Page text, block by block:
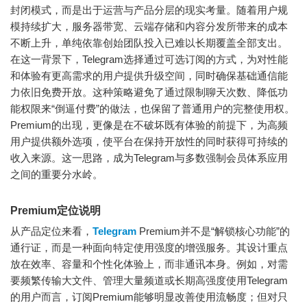
封闭模式，而是出于运营与产品分层的现实考量。随着用户规
模持续扩大，服务器带宽、云端存储和内容分发所带来的成本
不断上升，单纯依靠创始团队投入已难以长期覆盖全部支出。
在这一背景下，Telegram选择通过可选订阅的方式，为对性能
和体验有更高需求的用户提供升级空间，同时确保基础通信能
力依旧免费开放。这种策略避免了通过限制聊天次数、降低功
能权限来“倒逼付费”的做法，也保留了普通用户的完整使用权。
Premium的出现，更像是在不破坏既有体验的前提下，为高频
用户提供额外选项，使平台在保持开放性的同时获得可持续的
收入来源。这一思路，成为Telegram与多数强制会员体系应用
之间的重要分水岭。
Premium定位说明
从产品定位来看， Telegram Premium并不是“解锁核心功能”的
通行证，而是一种面向特定使用强度的增强服务。其设计重点
放在效率、容量和个性化体验上，而非通讯本身。例如，对需
要频繁传输大文件、管理大量频道或长期高强度使用Telegram
的用户而言，订阅Premium能够明显改善使用流畅度；但对只